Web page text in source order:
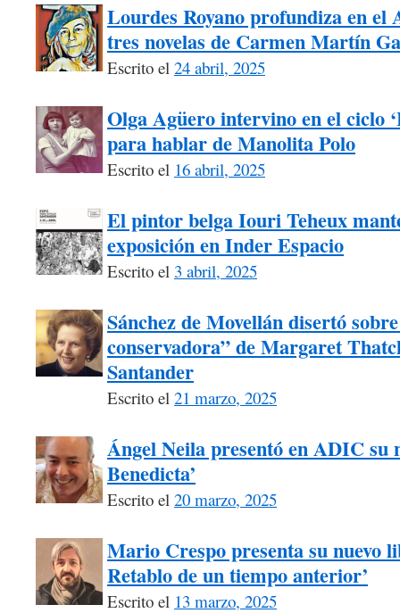
Lourdes Royano profundiza en el
tres novelas de Carmen Martín
Escrito el 24 abril, 2025
Olga Agüero intervino en el ciclo
para hablar de Manolita Polo
Escrito el 16 abril, 2025
El pintor belga Iouri Teheux
exposición en Inder Espacio
Escrito el 3 abril, 2025
Sánchez de Movellán disertó
conservadora” de Margaret
Santander
Escrito el 21 marzo, 2025
Ángel Neila presentó en ADIC su
Benedicta’
Escrito el 20 marzo, 2025
Mario Crespo presenta su nuevo
Retablo de un tiempo anterior’
Escrito el 13 marzo, 2025